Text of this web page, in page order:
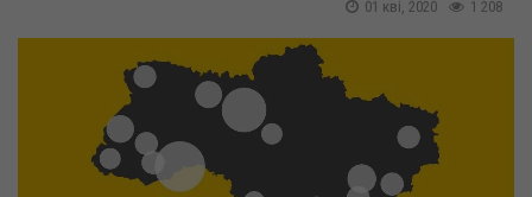
1 208
01 кві, 2020